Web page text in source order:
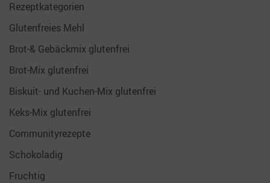
Rezeptkategorien
Glutenfreies Mehl
Brot-& Gebäckmix glutenfrei
Brot-Mix glutenfrei
Biskuit- und Kuchen-Mix glutenfrei
Keks-Mix glutenfrei
Communityrezepte
Schokoladig
Fruchtig